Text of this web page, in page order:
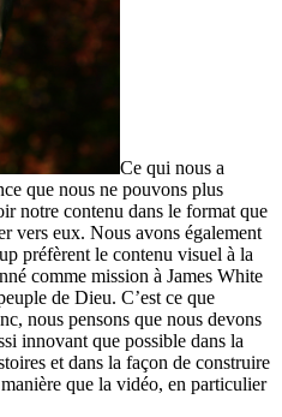
Ce qui nous a
que nous ne pouvons plus
notre contenu dans le format que
vers eux. Nous avons également
préfèrent le contenu visuel à la
comme mission à James White
de Dieu. C’est ce que
nous pensons que nous devons
innovant que possible dans la
et dans la façon de construire
que la vidéo, en particulier